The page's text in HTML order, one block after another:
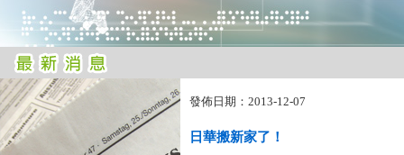
發佈日期：2013-12-07
日華搬新家了！